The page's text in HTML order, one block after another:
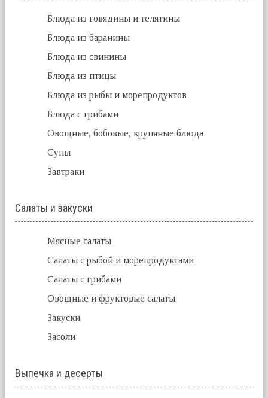
Блюда из говядины и телятины
Блюда из баранины
Блюда из свинины
Блюда из птицы
Блюда из рыбы и морепродуктов
Блюда с грибами
Овощные, бобовые, крупяные блюда
Супы
Завтраки
Салаты и закуски
Мясные салаты
Салаты с рыбой и морепродуктами
Салаты с грибами
Овощные и фруктовые салаты
Закуски
Засоли
Выпечка и десерты